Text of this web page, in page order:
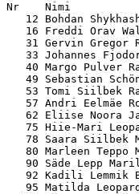
Nr    Nimi
12 Bohdan
16 Freddi Orav
31 Gervin
33 Johannes
40 Margo Pulver
49 Sebastian
53 Tomi Siilbek
57 Andri Eelmäe
62 Eliise Noora
75 Hiie-Mari
78 Saara
80 Marleen
90 Säde Lepp
92 Kadili
95 Matilda